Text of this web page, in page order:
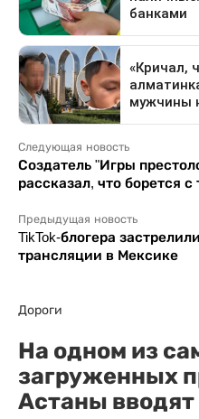
Следующая новость
Создатель "Игры
рассказал, что борется
Предыдущая новость
TikTok-блогера
трансляции в Мексике
Дороги
На одном из
загруженных
Астаны